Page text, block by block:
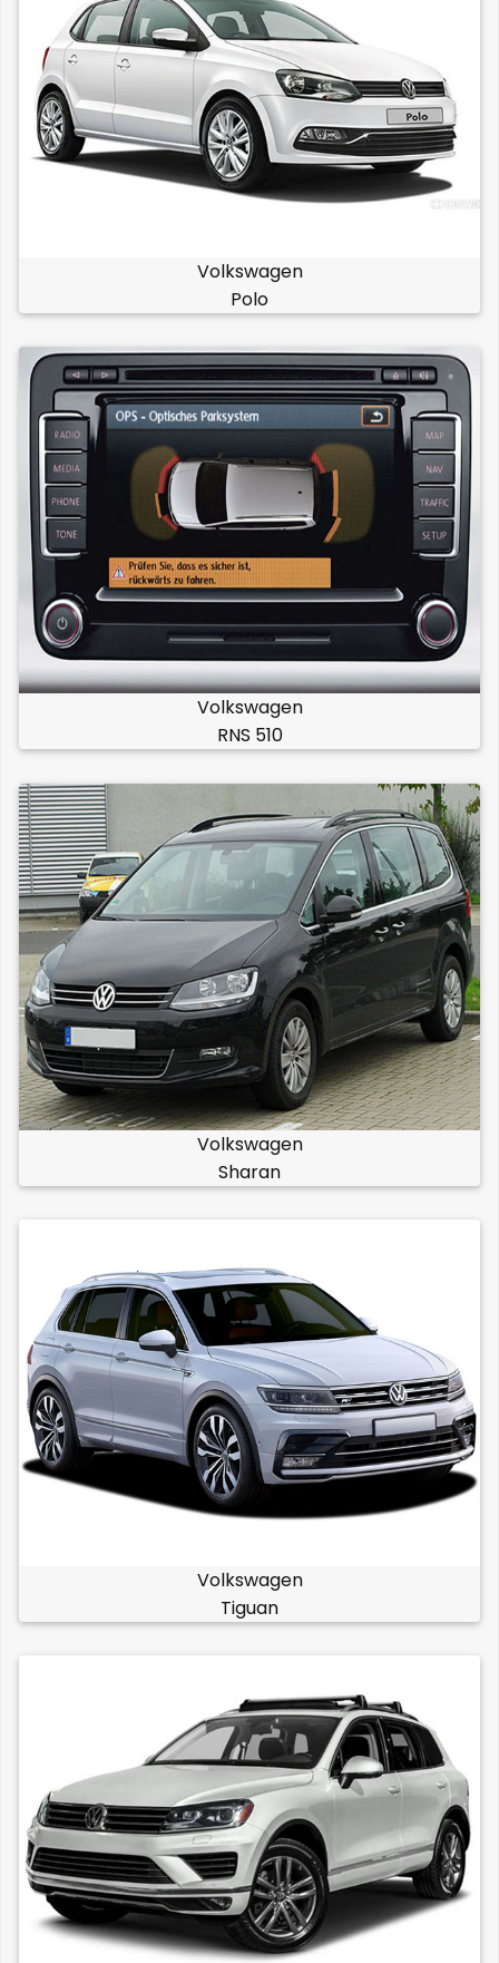
Volkswagen
Polo
Volkswagen
RNS 510
Volkswagen
Sharan
Volkswagen
Tiguan